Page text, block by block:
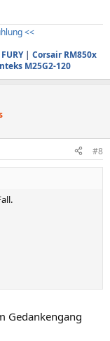
<<
| Corsair RM850x
M25G2-120
#8
Gedankengang